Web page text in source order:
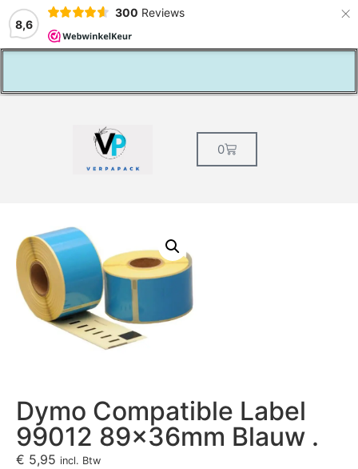
8,6
300 Reviews ×
0
Dymo Compatible Label
99012 89x36mm Blauw .
€ 5,95 incl. Btw